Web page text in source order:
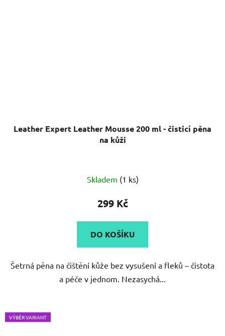
Leather Expert Leather Mousse 200 ml - čisticí pěna
na kůži
Skladem (1 ks)
299 Kč
DO KOŠÍKU
Šetrná pěna na čištění kůže bez vysušení a fleků – čistota
a péče v jednom. Nezasychá...
VÝBĚR VARIANT